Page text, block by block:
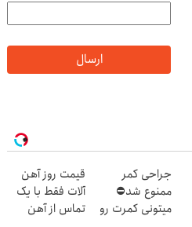
ارسال
جراحی کمر
ممنوع شد⛔
میتونی کمرت رو
قیمت روز آهن
آلات فقط با یک
تماس از آهن